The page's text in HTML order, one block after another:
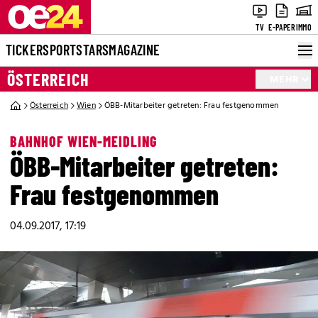
TV E-PAPERIMMO
TICKERSPORTSTARSMAGAZINE
ÖSTERREICH
Österreich Wien ÖBB-Mitarbeiter getreten: Frau festgenommen
BAHNHOF WIEN-MEIDLING
ÖBB-Mitarbeiter getreten:
Frau festgenommen
04.09.2017, 17:19